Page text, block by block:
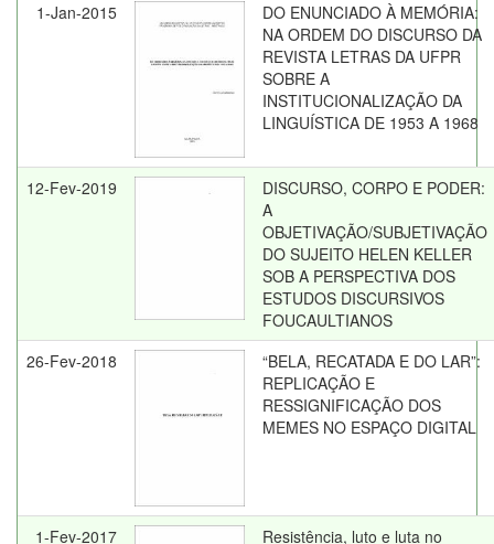
1-Jan-2015
DO ENUNCIADO À MEMÓRIA:
NA ORDEM DO DISCURSO DA
REVISTA LETRAS DA UFPR
SOBRE A
INSTITUCIONALIZAÇÃO DA
LINGUÍSTICA DE 1953 A 1968
12-Fev-2019
DISCURSO, CORPO E PODER:
A
OBJETIVAÇÃO/SUBJETIVAÇÃO
DO SUJEITO HELEN KELLER
SOB A PERSPECTIVA DOS
ESTUDOS DISCURSIVOS
FOUCAULTIANOS
26-Fev-2018
“BELA, RECATADA E DO LAR”:
REPLICAÇÃO E
RESSIGNIFICAÇÃO DOS
MEMES NO ESPAÇO DIGITAL
1-Fev-2017 Resistência, luto e luta no